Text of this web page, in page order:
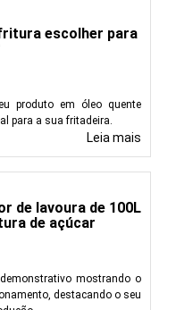
escolher para
produto em óleo quente
para a sua fritadeira.
Leia mais
de lavoura de 100L
de açúcar
mostrando o
destacando o seu